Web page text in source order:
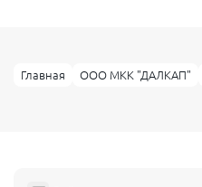
Главная ООО МКК "ДАЛКАП"